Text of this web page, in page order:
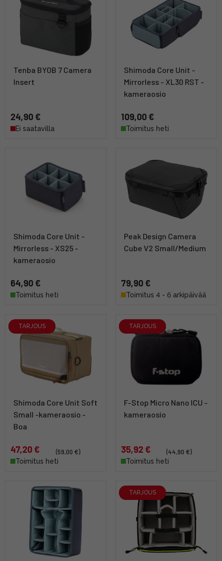
Tenba BYOB 7 Camera
Insert
24,90 €
Ei saatavilla
Shimoda Core Unit -
Mirrorless - XL30 RST -
kameraosio
109,00 €
Toimitus heti
Shimoda Core Unit -
Mirrorless - XS25 -
kameraosio
64,90 €
Toimitus heti
Peak Design Camera
Cube V2 Small/Medium
79,90 €
Toimitus 4 - 6 arkipäivää
TARJOUS
Shimoda Core Unit Soft
Small -kameraosio -
Boa
47,20 €
(59,00 €)
Toimitus heti
TARJOUS
F-Stop Micro Nano ICU -
kameraosio
35,92 €
(44,90 €)
Toimitus heti
TARJOUS